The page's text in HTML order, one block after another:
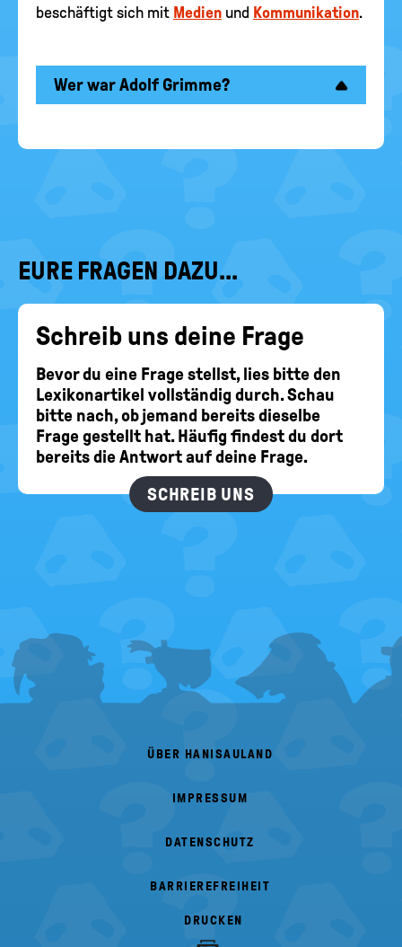
beschäftigt sich mit Medien und Kommunikation.
Wer war Adolf Grimme?
EURE FRAGEN DAZU...
Schreib uns deine Frage
Bevor du eine Frage stellst, lies bitte den
Lexikonartikel vollständig durch. Schau
bitte nach, ob jemand bereits dieselbe
Frage gestellt hat. Häufig findest du dort
bereits die Antwort auf deine Frage.
SCHREIB UNS
FOOTER
MENU
ÜBER HANISAULAND
IMPRESSUM
DATENSCHUTZ
BARRIEREFREIHEIT
DRUCKEN